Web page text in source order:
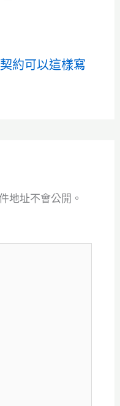
約可以這樣寫
地址不會公開。